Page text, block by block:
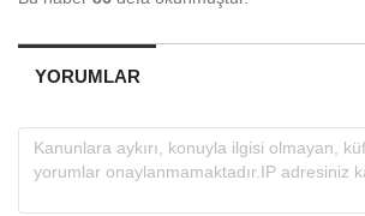
YORUMLAR